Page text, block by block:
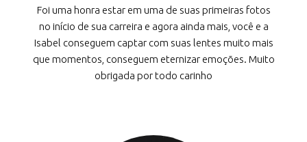
Foi uma honra estar em uma de suas primeiras fotos
no início de sua carreira e agora ainda mais, você e a
Isabel conseguem captar com suas lentes muito mais
que momentos, conseguem eternizar emoções. Muito
obrigada por todo carinho